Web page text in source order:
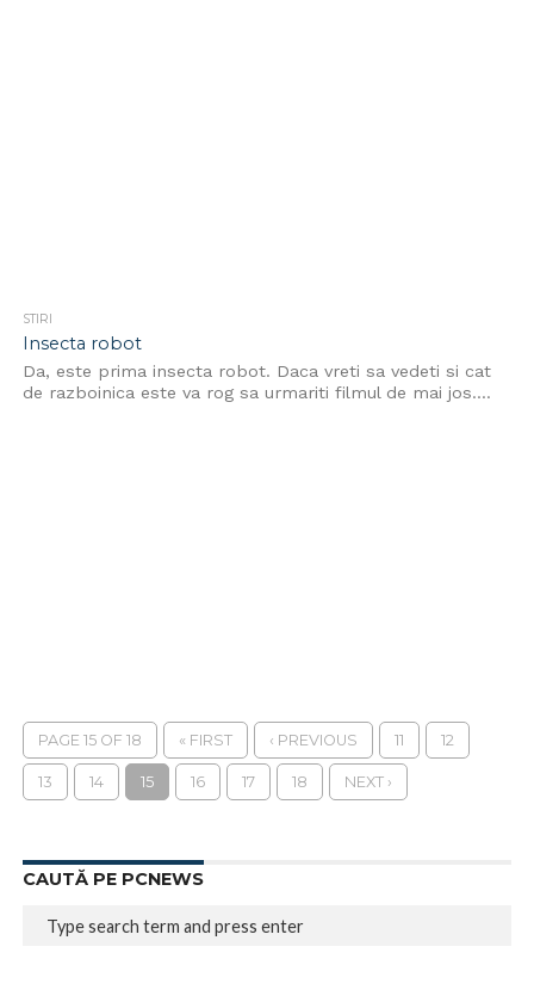
STIRI
Insecta robot
Da, este prima insecta robot. Daca vreti sa vedeti si cat
de razboinica este va rog sa urmariti filmul de mai jos....
PAGE 15 OF 18 « FIRST ‹ PREVIOUS 11 12
13 14 15 16 17 18 NEXT ›
CAUTĂ PE PCNEWS